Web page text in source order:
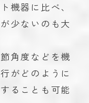
機器に比べ、
少ないのも大
角度などを機
がどのように
ることも可能